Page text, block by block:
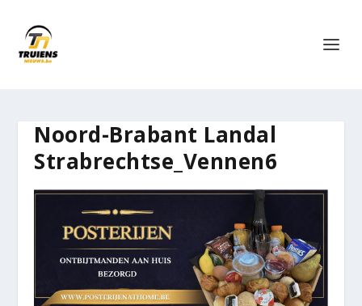
Noord-Brabant Landal
Strabrechtse_Vennen6